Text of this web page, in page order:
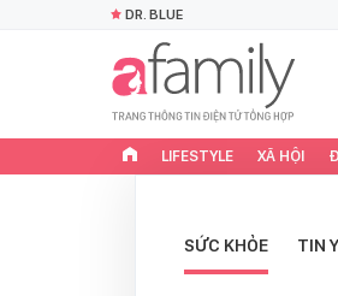
DR. BLUE
LIFESTYLE XÃ HỘI
SỨC KHỎE TIN